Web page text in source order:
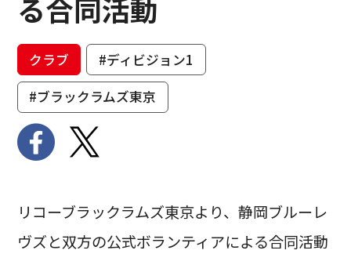
る合同活動
クラブ
#ディビジョン1
#ブラックラムズ東京
リコーブラックラムズ東京より、静岡ブルーレ
ヴズと双方の公式ボランティアによる合同活動